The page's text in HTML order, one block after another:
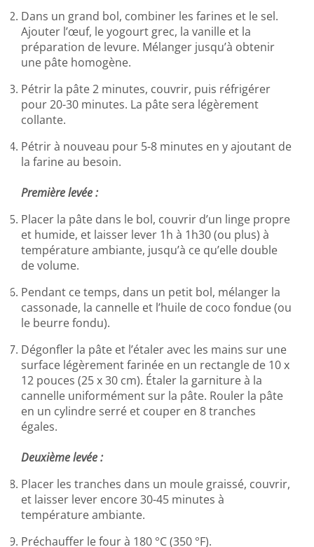
Dans un grand bol, combiner les farines et le sel.
Ajouter l’œuf, le yogourt grec, la vanille et la
préparation de levure. Mélanger jusqu’à obtenir
une pâte homogène.
Pétrir la pâte 2 minutes, couvrir, puis réfrigérer
pour 20-30 minutes. La pâte sera légèrement
collante.
Pétrir à nouveau pour 5-8 minutes en y ajoutant de
la farine au besoin.
Première levée :
Placer la pâte dans le bol, couvrir d’un linge propre
et humide, et laisser lever 1h à 1h30 (ou plus) à
température ambiante, jusqu’à ce qu’elle double
de volume.
Pendant ce temps, dans un petit bol, mélanger la
cassonade, la cannelle et l’huile de coco fondue (ou
le beurre fondu).
Dégonfler la pâte et l’étaler avec les mains sur une
surface légèrement farinée en un rectangle de 10 x
12 pouces (25 x 30 cm). Étaler la garniture à la
cannelle uniformément sur la pâte. Rouler la pâte
en un cylindre serré et couper en 8 tranches
égales.
Deuxième levée :
Placer les tranches dans un moule graissé, couvrir,
et laisser lever encore 30-45 minutes à
température ambiante.
Préchauffer le four à 180 °C (350 °F).